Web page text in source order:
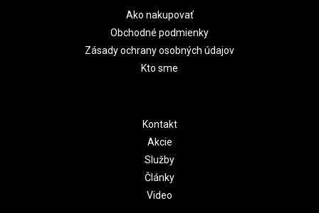
Ako nakupovať
Obchodné podmienky
Zásady ochrany osobných údajov
Kto sme
Kontakt
Akcie
Služby
Články
Video